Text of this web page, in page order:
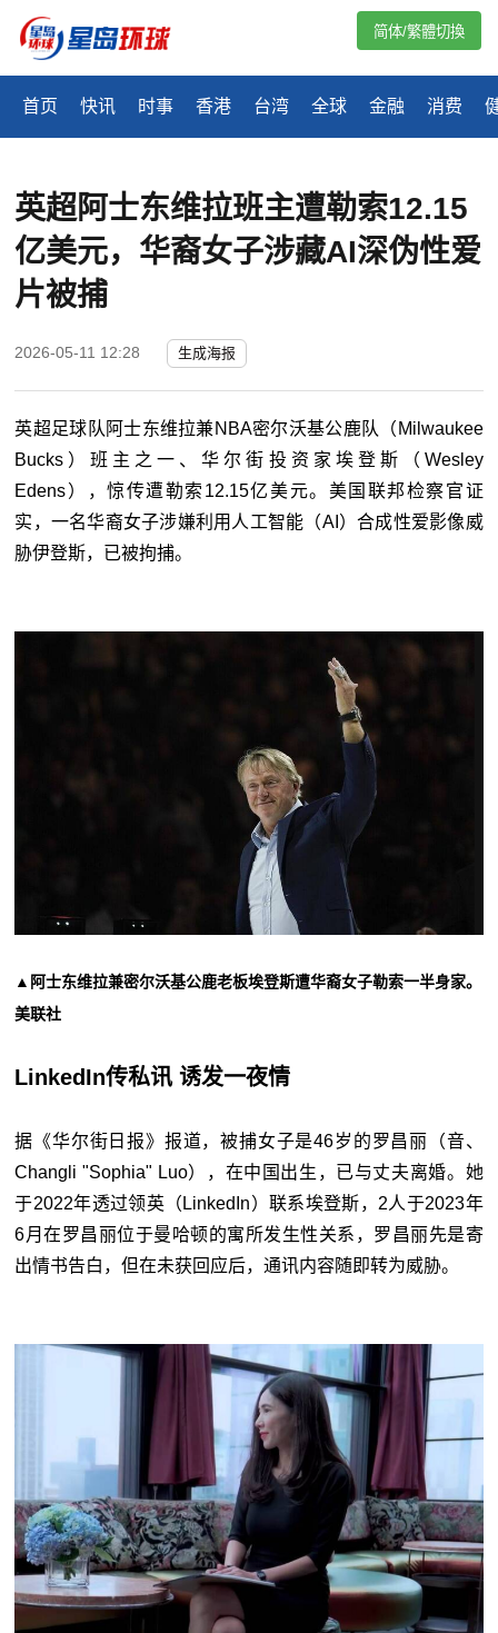
首页 快讯 时事 香港 台湾 全球 金融 消费
简体/繁體切換
英超阿士东维拉班主遭勒索12.15
亿美元，华裔女子涉藏AI深伪性爱
片被捕
2026-05-11 12:28 生成海报
英超足球队阿士东维拉兼NBA密尔沃基公鹿队（Milwaukee
Bucks）班主之一、华尔街投资家埃登斯（Wesley
Edens），惊传遭勒索12.15亿美元。美国联邦检察官证
实，一名华裔女子涉嫌利用人工智能（AI）合成性爱影像威
胁伊登斯，已被拘捕。
▲阿士东维拉兼密尔沃基公鹿老板埃登斯遭华裔女子勒索一半身家。
美联社
LinkedIn传私讯 诱发一夜情
据《华尔街日报》报道，被捕女子是46岁的罗昌丽（音、
Changli "Sophia" Luo），在中国出生，已与丈夫离婚。她
于2022年透过领英（LinkedIn）联系埃登斯，2人于2023年
6月在罗昌丽位于曼哈顿的寓所发生性关系，罗昌丽先是寄
出情书告白，但在未获回应后，通讯内容随即转为威胁。